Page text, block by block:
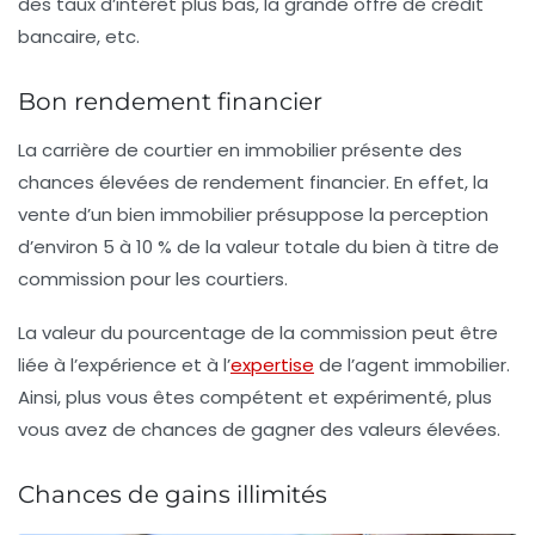
bancaire, etc.
Bon rendement financier
La carrière de courtier en immobilier présente des
chances élevées de rendement financier. En effet, la
vente d’un bien immobilier présuppose la perception
d’environ 5 à 10 % de la valeur totale du bien à titre de
commission pour les courtiers.
La valeur du pourcentage de la commission peut être
liée à l’expérience et à l’expertise de l’agent immobilier.
Ainsi, plus vous êtes compétent et expérimenté, plus
vous avez de chances de gagner des valeurs élevées.
Chances de gains illimités